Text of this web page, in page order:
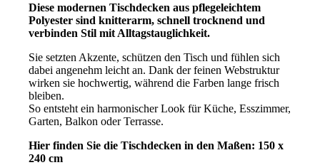
Diese modernen Tischdecken aus pflegeleichtem
Polyester sind knitterarm, schnell trocknend und
verbinden Stil mit Alltagstauglichkeit.
Sie setzten Akzente, schützen den Tisch und fühlen sich
dabei angenehm leicht an. Dank der feinen Webstruktur
wirken sie hochwertig, während die Farben lange frisch
bleiben.
So entsteht ein harmonischer Look für Küche, Esszimmer,
Garten, Balkon oder Terrasse.
Hier finden Sie die Tischdecken in den Maßen: 150 x
240 cm